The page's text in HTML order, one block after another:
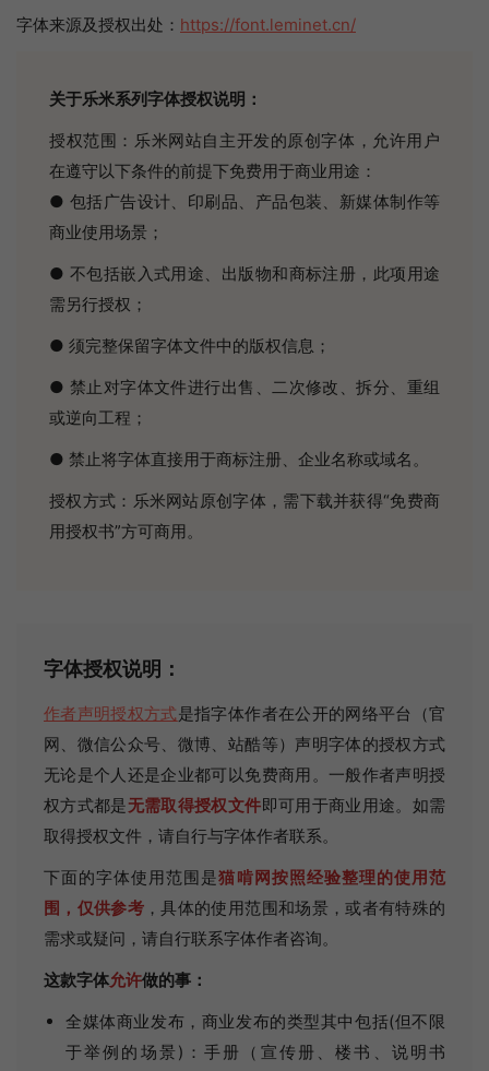
字体来源及授权出处： https://font.leminet.cn/
关于乐米系列字体授权说明：
授权范围：乐米网站自主开发的原创字体，允许用户
在遵守以下条件的前提下免费用于商业用途：
● 包括广告设计、印刷品、产品包装、新媒体制作等
商业使用场景；
● 不包括嵌入式用途、出版物和商标注册，此项用途
需另行授权；
● 须完整保留字体文件中的版权信息；
● 禁止对字体文件进行出售、二次修改、拆分、重组
或逆向工程；
● 禁止将字体直接用于商标注册、企业名称或域名。
授权方式：乐米网站原创字体，需下载并获得“免费商
用授权书”方可商用。
字体授权说明：
作者声明授权方式是指字体作者在公开的网络平台（官
网、微信公众号、微博、站酷等）声明字体的授权方式
无论是个人还是企业都可以免费商用。一般作者声明授
权方式都是无需取得授权文件即可用于商业用途。如需
取得授权文件，请自行与字体作者联系。
下面的字体使用范围是猫啃网按照经验整理的使用范
围，仅供参考 ，具体的使用范围和场景，或者有特殊的
需求或疑问，请自行联系字体作者咨询。
这款字体允许做的事：
全媒体商业发布，商业发布的类型其中包括(但不限
于举例的场景)：手册（宣传册、楼书、说明书